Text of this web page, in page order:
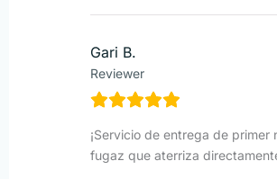
Gari B.
Reviewer
¡Servicio de entrega de primer
fugaz que aterriza